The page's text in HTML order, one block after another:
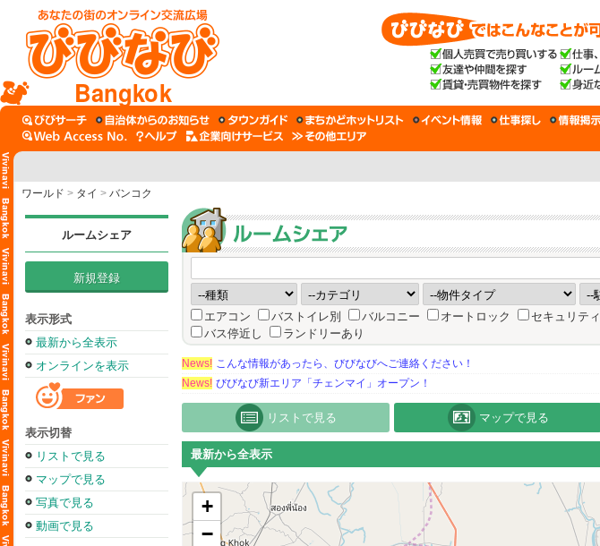
Bangkok
ワールド > タイ > バンコク
ルームシェア
新規登録
表示形式
最新から全表示
オンラインを表示
表示切替
リストで見る
マップで見る
写真で見る
動画で見る
エアコン バストイレ別 バルコニー オートロック セキュリティ
バス停近し
ランドリーあり
News! こんな情報があったら、びびなびへご連絡ください！
News! びびなび新エリア「チェンマイ」オープン！
リストで見る マップで見る
最新から全表示
+
−